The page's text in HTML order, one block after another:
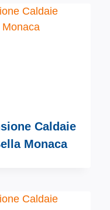
Caldaie
Monaca